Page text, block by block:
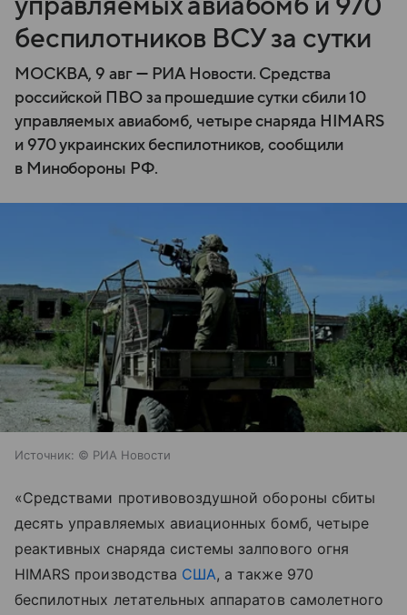
беспилотников ВСУ за сутки
МОСКВА, 9 авг — РИА Новости. Средства
российской ПВО за прошедшие сутки сбили 10
управляемых авиабомб, четыре снаряда HIMARS
и 970 украинских беспилотников, сообщили
в Минобороны РФ.
Источник: © РИА Новости
«Средствами противовоздушной обороны сбиты
десять управляемых авиационных бомб, четыре
реактивных снаряда системы залпового огня
HIMARS производства США, а также 970
беспилотных летательных аппаратов самолетного